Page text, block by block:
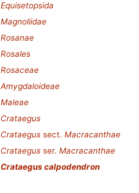
Equisetopsida
Magnoliidae
Rosanae
Rosales
Rosaceae
Amygdaloideae
Maleae
Crataegus
Crataegus sect. Macracanthae
Crataegus ser. Macracanthae
Crataegus calpodendron